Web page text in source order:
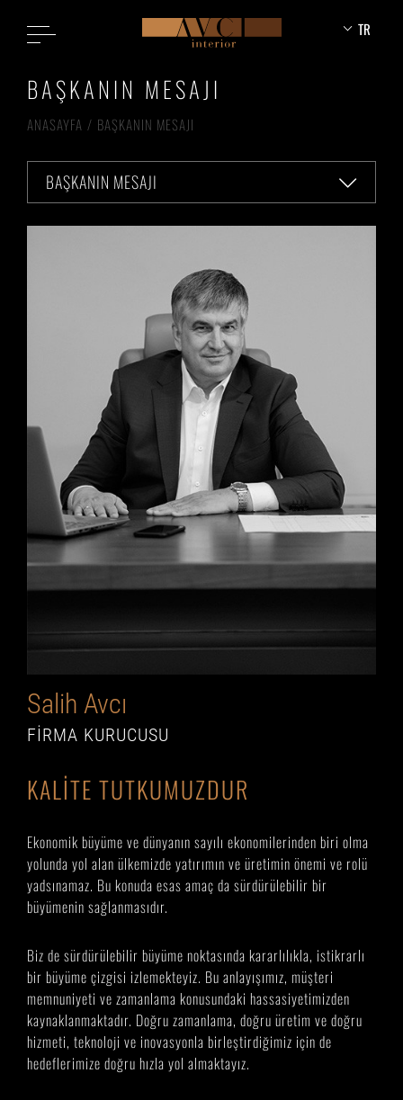
TR
BAŞKANIN MESAJI
ANASAYFA BAŞKANIN MESAJI
BAŞKANIN MESAJI
Salih Avcı
FIRMA KURUCUSU
KALİTE TUTKUMUZDUR
Ekonomik büyüme ve dünyanın sayılı ekonomilerinden biri olma
yolunda yol alan ülkemizde yatırımın ve üretimin önemi ve rolü
yadsınamaz. Bu konuda esas amaç da sürdürülebilir bir
büyümenin sağlanmasıdır.
Biz de sürdürülebilir büyüme noktasında kararlılıkla, istikrarlı
bir büyüme çizgisi izlemekteyiz. Bu anlayışımız, müşteri
memnuniyeti ve zamanlama konusundaki hassasiyetimizden
kaynaklanmaktadır. Doğru zamanlama, doğru üretim ve doğru
hizmeti, teknoloji ve inovasyonla birleştirdiğimiz için de
hedeflerimize doğru hızla yol almaktayız.